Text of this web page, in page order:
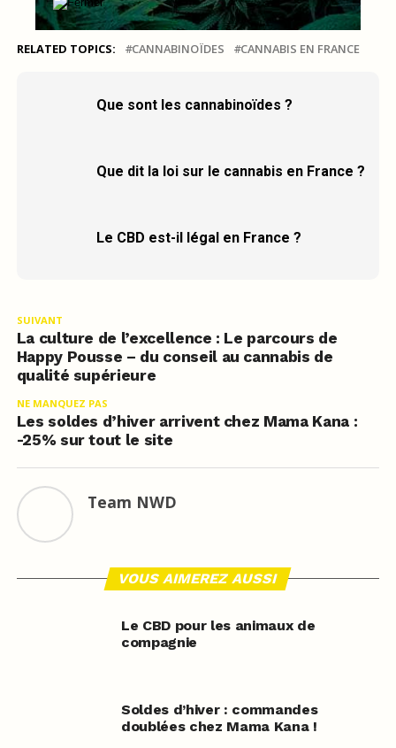
RELATED TOPICS: CANNABINOÏDES CANNABIS EN FRANCE
Que sont les cannabinoïdes ?
Que dit la loi sur le cannabis en France ?
Le CBD est-il légal en France ?
SUIVANT
La culture de l’excellence : Le parcours de
Happy Pousse – du conseil au cannabis de
qualité supérieure
NE MANQUEZ PAS
Les soldes d’hiver arrivent chez Mama Kana :
-25% sur tout le site
Team NWD
VOUS AIMEREZ AUSSI
Le CBD pour les animaux de
compagnie
Soldes d’hiver : commandes
doublées chez Mama Kana !